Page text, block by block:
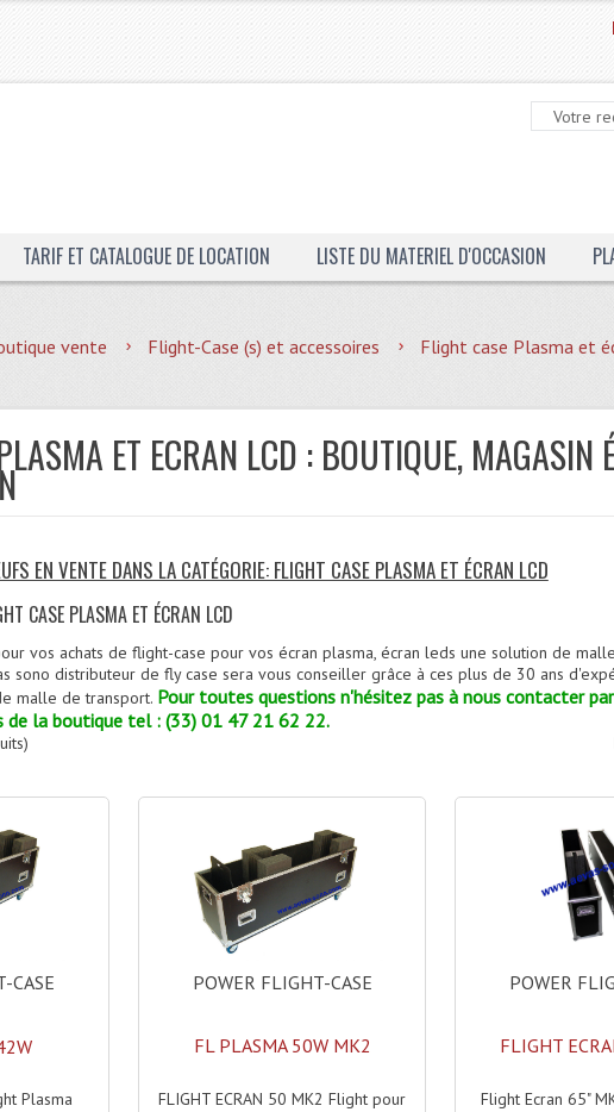
TARIF ET CATALOGUE DE LOCATION LISTE DU MATERIEL D'OCCASION
vente Flight-Case (s) et accessoires Flight case Plasma et
ET ECRAN LCD : BOUTIQUE, MAGASIN
EN VENTE DANS LA CATÉGORIE: FLIGHT CASE PLASMA ET ÉCRAN LCD
CASE PLASMA ET ÉCRAN LCD
vos achats de flight-case pour vos écran plasma, écran leds une solution de
sono distributeur de fly case sera vous conseiller grâce à ces plus de 30 ans
malle de transport. Pour toutes questions n'hésitez pas à nous contacter
de la boutique tel : (33) 01 47 21 62 22.
CASE
Plasma
POWER FLIGHT-CASE
FL PLASMA 50W MK2
FLIGHT ECRAN 50 MK2 Flight pour
POWER
FLIGHT
Flight Ecran 65"